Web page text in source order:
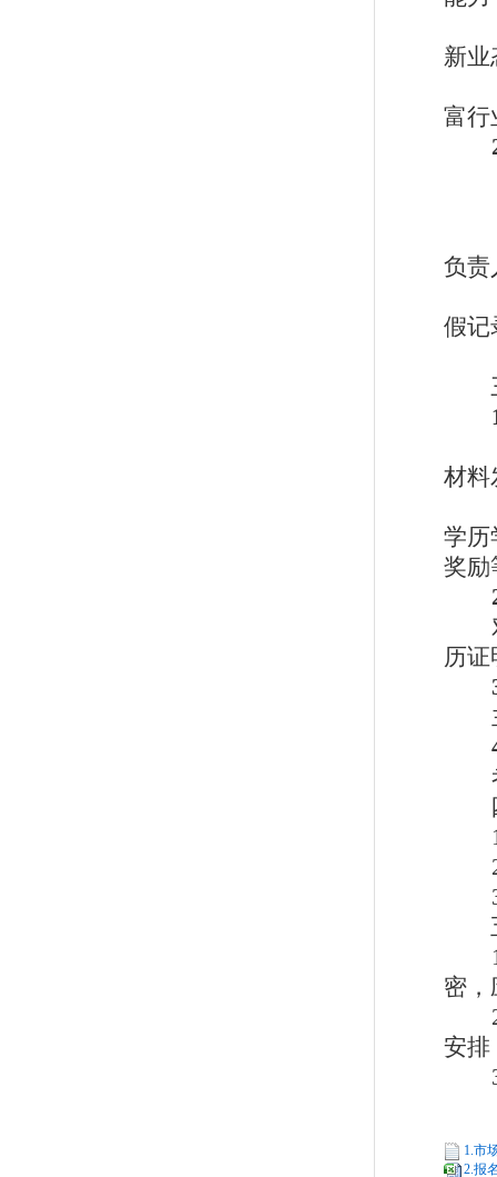
新业
富行
负责
假记
材料
学历
奖励
历
密，
安排
1.市
2.报